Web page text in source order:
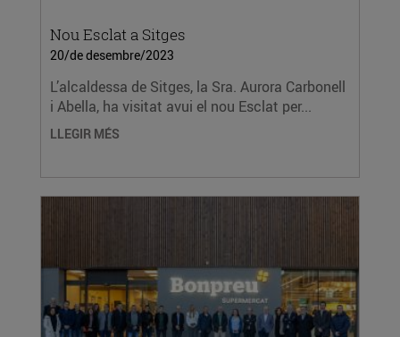
Nou Esclat a Sitges
20/de desembre/2023
L’alcaldessa de Sitges, la Sra. Aurora Carbonell
i Abella, ha visitat avui el nou Esclat per...
LLEGIR MÉS